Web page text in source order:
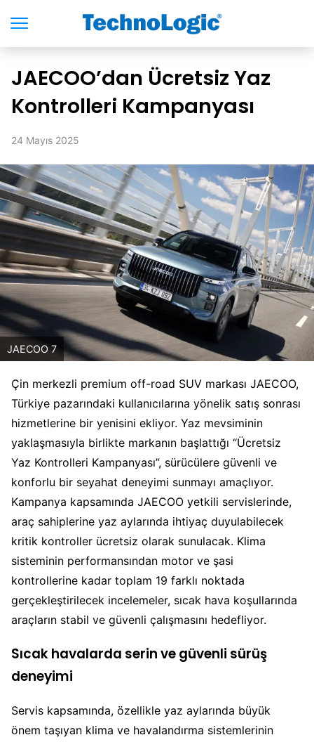
JAECOO’dan Ücretsiz Yaz
Kontrolleri Kampanyası
24 Mayıs 2025
JAECOO 7
Çin merkezli premium off-road SUV markası JAECOO,
Türkiye pazarındaki kullanıcılarına yönelik satış sonrası
hizmetlerine bir yenisini ekliyor. Yaz mevsiminin
yaklaşmasıyla birlikte markanın başlattığı “Ücretsiz
Yaz Kontrolleri Kampanyası”, sürücülere güvenli ve
konforlu bir seyahat deneyimi sunmayı amaçlıyor.
Kampanya kapsamında JAECOO yetkili servislerinde,
araç sahiplerine yaz aylarında ihtiyaç duyulabilecek
kritik kontroller ücretsiz olarak sunulacak. Klima
sisteminin performansından motor ve şasi
kontrollerine kadar toplam 19 farklı noktada
gerçekleştirilecek incelemeler, sıcak hava koşullarında
araçların stabil ve güvenli çalışmasını hedefliyor.
Sıcak havalarda serin ve güvenli sürüş
deneyimi
Servis kapsamında, özellikle yaz aylarında büyük
önem taşıyan klima ve havalandırma sistemlerinin